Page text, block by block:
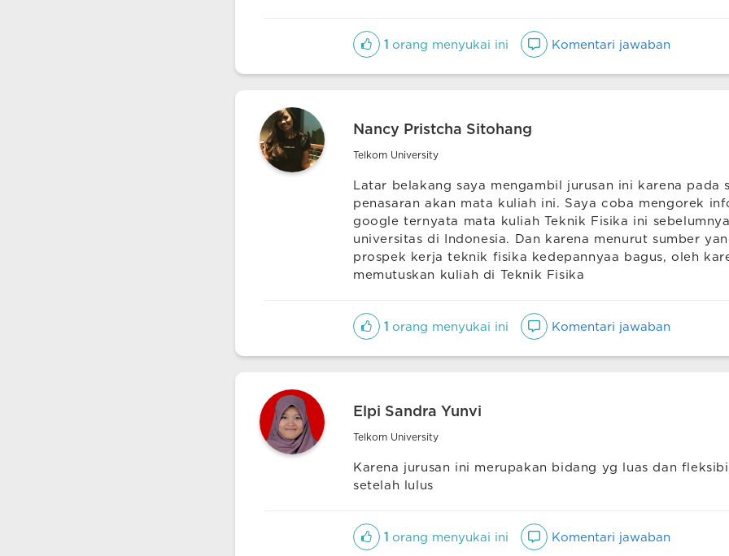
1 orang menyukai ini Komentari jawaban
Nancy Pristcha Sitohang
Telkom University
Latar belakang saya mengambil jurusan ini karena pada
penasaran akan mata kuliah ini. Saya coba mengorek
google ternyata mata kuliah Teknik Fisika ini
universitas di Indonesia. Dan karena menurut sumber
prospek kerja teknik fisika kedepannyaa bagus, oleh
memutuskan kuliah di Teknik Fisika
1 orang menyukai ini Komentari jawaban
Elpi Sandra Yunvi
Telkom University
Karena jurusan ini merupakan bidang yg luas dan
setelah lulus
1 orang menyukai ini Komentari jawaban